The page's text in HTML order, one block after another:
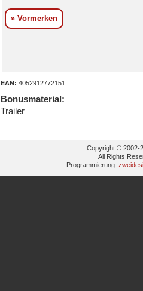
» Vormerken
EAN: 4052912772151
Bonusmaterial:
Trailer
Copyright © 2002-
All Rights
Programmierung: